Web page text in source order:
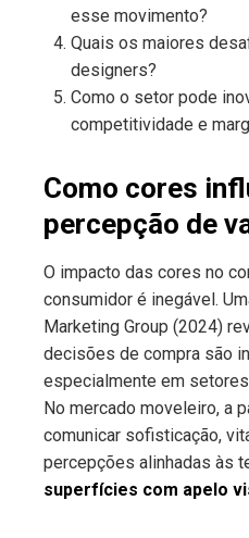
esse movimento?
Quais os maiores
designers?
Como o setor pode
competitividade e
Como cores
percepção de
O impacto das cores no
consumidor é inegável.
Marketing Group (2024)
decisões de compra são
especialmente em
No mercado moveleiro, a
comunicar sofisticação,
percepções alinhadas às
superfícies com apelo